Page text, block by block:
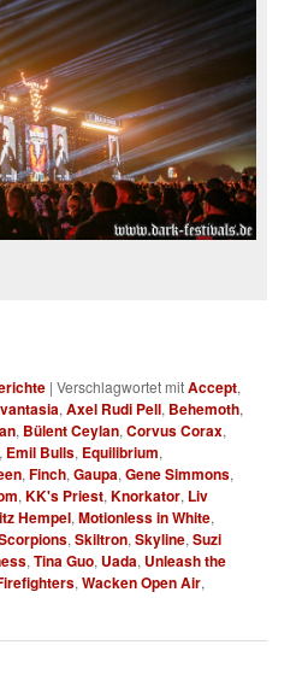
|Verschlagwortet mitAccept,
,Axel Rudi Pell, Behemoth,
, Bülent Ceylan,Corvus Corax,
, Emil Bulls, Equilibrium,
,Finch,Gaupa,Gene Simmons,
,KK's Priest,Knorkator, Liv
Hempel,Motionless in White,
,Skiltron,Skyline,Suzi
,Tina Guo, Uada, Unleash the
,Wacken Open Air,